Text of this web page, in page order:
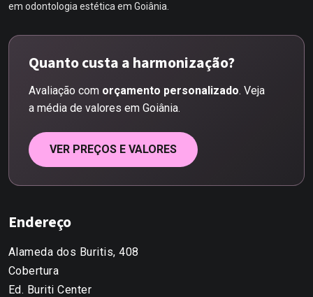
em odontologia estética em Goiânia.
Quanto custa a harmonização?
Avaliação com orçamento personalizado. Veja
a média de valores em Goiânia.
VER PREÇOS E VALORES
Endereço
Alameda dos Buritis, 408
Cobertura
Ed. Buriti Center